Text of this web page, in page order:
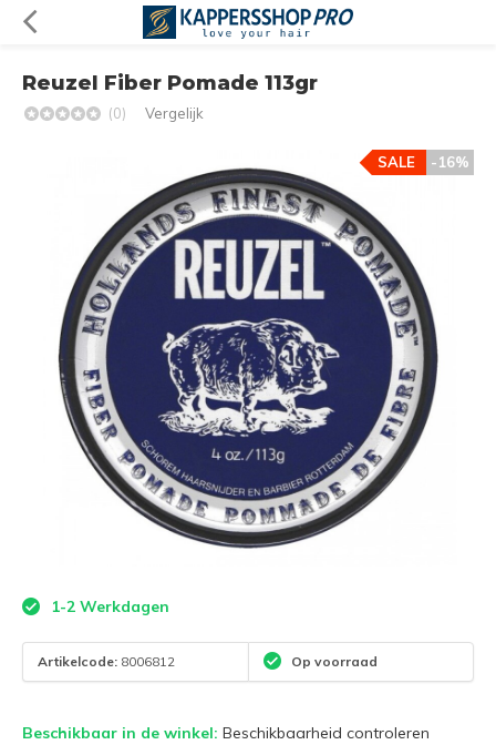
Reuzel Fiber Pomade 113gr
(0) Vergelijk
-16%
SALE
1-2 Werkdagen
Artikelcode: 8006812 Op voorraad
Beschikbaar in de winkel: Beschikbaarheid controleren